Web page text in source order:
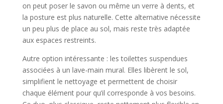
on peut poser le savon ou même un verre à dents, et
la posture est plus naturelle. Cette alternative nécessite
un peu plus de place au sol, mais reste très adaptée
aux espaces restreints.
Autre option intéressante : les toilettes suspendues
associées à un lave-main mural. Elles libèrent le sol,
simplifient le nettoyage et permettent de choisir
chaque élément pour qu’il corresponde à vos besoins.